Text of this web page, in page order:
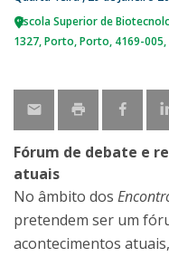
Escola Superior de
1327 Porto Porto 4169-005
Fórum de debate e
atuais
No âmbito dos
pretendem ser um
acontecimentos